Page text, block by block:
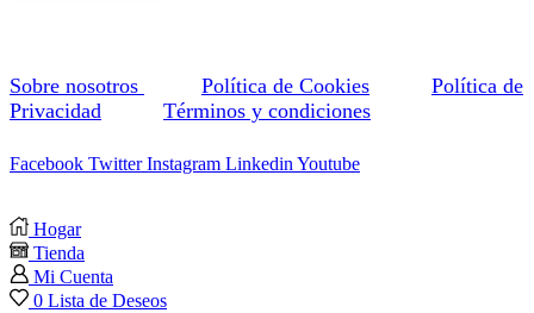
Sobre nosotros Política de Cookies
Política de
Privacidad
Términos y condiciones
Facebook Twitter Instagram Linkedin Youtube
Hogar
Tienda
Mi Cuenta
0 Lista de Deseos